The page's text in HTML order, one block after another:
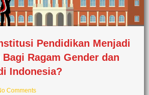
Pendidikan Menjadi
Bagi Ragam Gender dan
Indonesia?
Comments